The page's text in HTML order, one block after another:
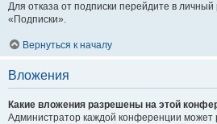
Для отказа от подписки перейдите в
«Подписки».
Вернуться к началу
Вложения
Какие вложения разрешены на этой
Администратор каждой конференции может